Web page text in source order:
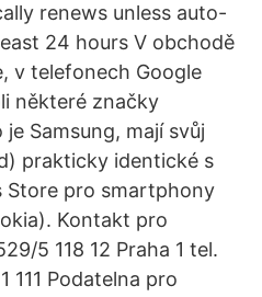
renews unless auto-
24 hours V obchodě
v telefonech Google
některé značky
Samsung, mají svůj
prakticky identické s
Store pro smartphony
Kontakt pro
5 118 12 Praha 1 tel.
111 Podatelna pro